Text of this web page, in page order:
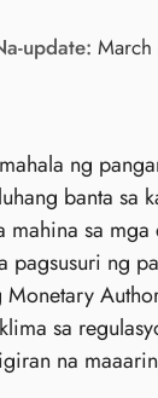
update:
ng
banta
mahina sa
pagsusuri ng
sa
na